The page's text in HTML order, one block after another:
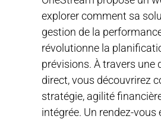
explorer comment sa
gestion de la
révolutionne la
prévisions. À travers une
direct, vous découvrirez
stratégie, agilité
intégrée. Un rendez-vous